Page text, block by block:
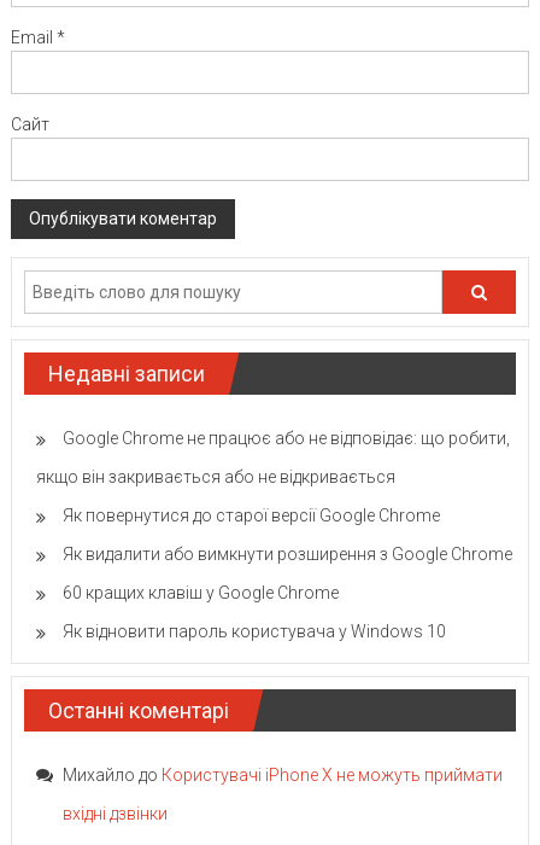
Email *
Сайт
Недавні записи
Google Chrome не працює або не відповідає: що робити,
якщо він закривається або не відкривається
Як повернутися до старої версії Google Chrome
Як видалити або вимкнути розширення з Google Chrome
60 кращих клавіш у Google Chrome
Як відновити пароль користувача у Windows 10
Останні коментарі
Михайло до Користувачі iPhone X не можуть приймати
вхідні дзвінки